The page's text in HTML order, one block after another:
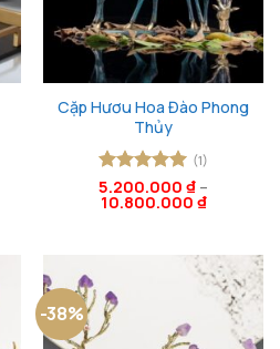
Cặp Hươu Hoa Đào Phong
Thủy
Được xếp
hạng55
(1)
5.200.000 ₫ –
10.800.000 ₫
-38%